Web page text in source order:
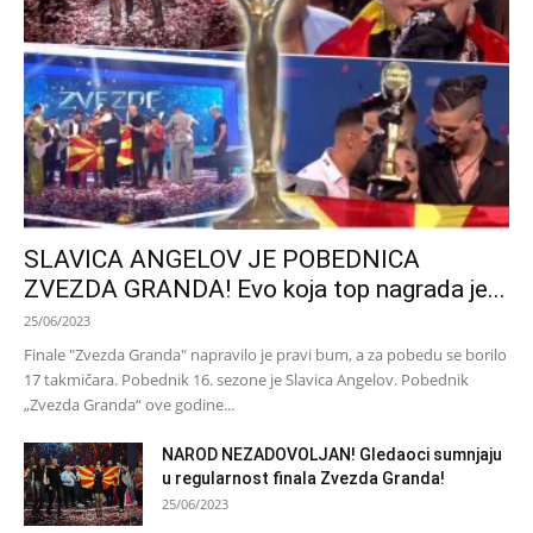
SLAVICA ANGELOV JE POBEDNICA
ZVEZDA GRANDA! Evo koja top nagrada je...
25/06/2023
Finale "Zvezda Granda" napravilo je pravi bum, a za pobedu se borilo
17 takmičara. Pobednik 16. sezone je Slavica Angelov. Pobednik
„Zvezda Granda“ ove godine...
NAROD NEZADOVOLJAN! Gledaoci sumnjaju
u regularnost finala Zvezda Granda!
25/06/2023